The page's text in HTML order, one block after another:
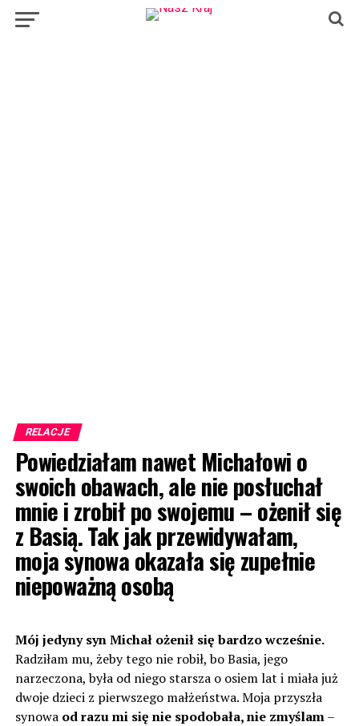
RELACJE
Powiedziałam nawet Michałowi o
swoich obawach, ale nie posłuchał
mnie i zrobił po swojemu – ożenił się
z Basią. Tak jak przewidywałam,
moja synowa okazała się zupełnie
niepoważną osobą
Mój jedyny syn Michał ożenił się bardzo wcześnie.
Radziłam mu, żeby tego nie robił, bo Basia, jego
narzeczona, była od niego starsza o osiem lat i miała już
dwoje dzieci z pierwszego małżeństwa. Moja przyszła
synowa od razu mi się nie spodobała, nie zmyślam–